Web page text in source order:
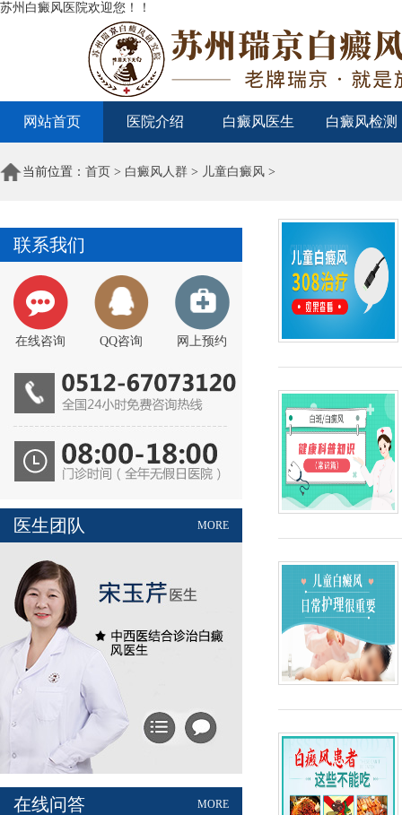
苏州白癜风医院欢迎您！！
网站首页 医院介绍 白癜风医生 白癜风检测
当前位置： 首页 > 白癜风人群 > 儿童白癜风 >
联系我们
在线咨询 QQ咨询 网上预约
MORE
医生团队
MORE
在线问答